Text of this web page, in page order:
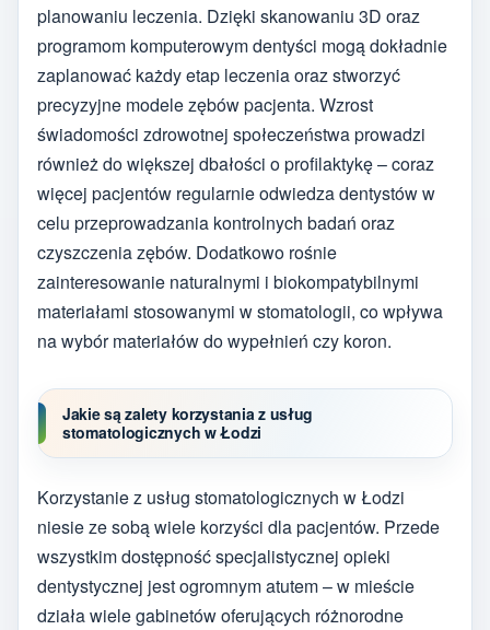
planowaniu leczenia. Dzięki skanowaniu 3D oraz
programom komputerowym dentyści mogą dokładnie
zaplanować każdy etap leczenia oraz stworzyć
precyzyjne modele zębów pacjenta. Wzrost
świadomości zdrowotnej społeczeństwa prowadzi
również do większej dbałości o profilaktykę – coraz
więcej pacjentów regularnie odwiedza dentystów w
celu przeprowadzania kontrolnych badań oraz
czyszczenia zębów. Dodatkowo rośnie
zainteresowanie naturalnymi i biokompatybilnymi
materiałami stosowanymi w stomatologii, co wpływa
na wybór materiałów do wypełnień czy koron.
Jakie są zalety korzystania z usług
stomatologicznych w Łodzi
Korzystanie z usług stomatologicznych w Łodzi
niesie ze sobą wiele korzyści dla pacjentów. Przede
wszystkim dostępność specjalistycznej opieki
dentystycznej jest ogromnym atutem – w mieście
działa wiele gabinetów oferujących różnorodne